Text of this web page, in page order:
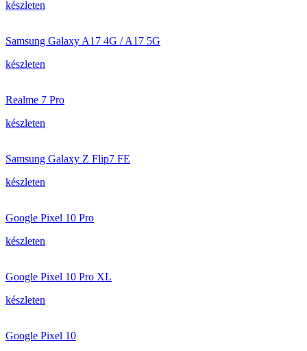
készleten
Samsung Galaxy A17 4G / A17 5G
készleten
Realme 7 Pro
készleten
Samsung Galaxy Z Flip7 FE
készleten
Google Pixel 10 Pro
készleten
Google Pixel 10 Pro XL
készleten
Google Pixel 10